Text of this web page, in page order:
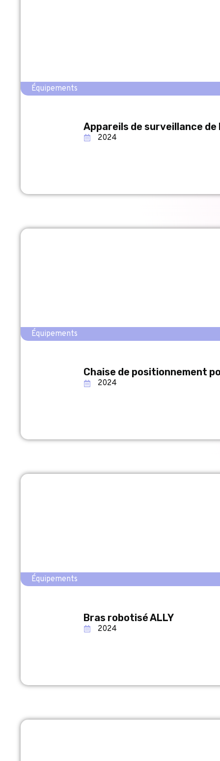
Équipements
Appareils de surveillance
2024
Équipements
Chaise de positionnement
2024
Équipements
Bras robotisé ALLY
2024